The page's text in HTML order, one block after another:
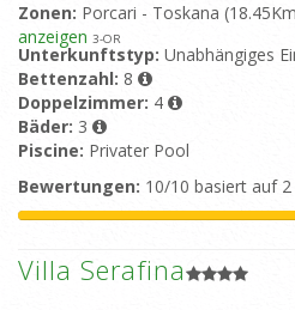
Zonen: Porcari - Toskana
anzeigen 3-OR
Unterkunftstyp: Unabhängiges
Bettenzahl: 8
Doppelzimmer: 4
Bäder: 3
Piscine: Privater Pool
Bewertungen: 10/10 basiert auf
Villa Serafina